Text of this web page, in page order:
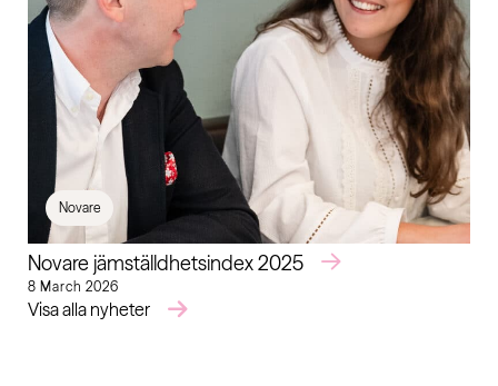
Visa alla nyheter
Novare
Novare jämställdhetsindex 2025
8 March 2026